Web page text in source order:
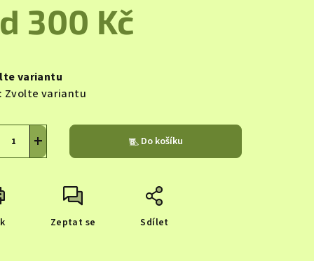
300 Kč
variantu
Zvolte variantu
+ Do košíku
Zeptat se Sdílet